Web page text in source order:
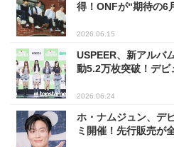
得！ONFが“期待の6
2026.06.15
USPEER、新アルバ
動5.2万枚突破！デビ
2026.06.24
ホ・ナムジュン、デ
ミ開催！先行販売が